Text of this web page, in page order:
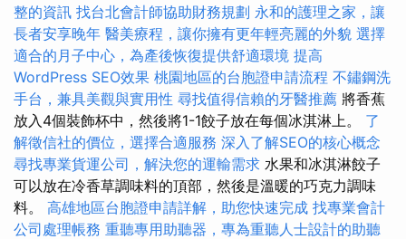
整的資訊 找台北會計師協助財務規劃 永和的護理之家，讓
長者安享晚年 醫美療程，讓你擁有更年輕亮麗的外貌 選擇
適合的月子中心，為產後恢復提供舒適環境 提高
WordPress SEO效果 桃園地區的台胞證申請流程 不鏽鋼洗
手台，兼具美觀與實用性 尋找值得信賴的牙醫推薦 將香蕉
放入4個裝飾杯中，然後將1-1餃子放在每個冰淇淋上。 了
解徵信社的價位，選擇合適服務 深入了解SEO的核心概念
尋找專業貨運公司，解決您的運輸需求 水果和冰淇淋餃子
可以放在冷香草調味料的頂部，然後是溫暖的巧克力調味
料。 高雄地區台胞證申請詳解，助您快速完成 找專業會計
公司處理帳務 重聽專用助聽器，專為重聽人士設計的助聽